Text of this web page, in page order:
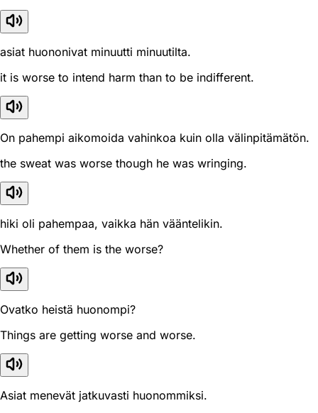
asiat huononivat minuutti minuutilta.
it is worse to intend harm than to be indifferent.
On pahempi aikomoida vahinkoa kuin olla välinpitämätön.
the sweat was worse though he was wringing.
hiki oli pahempaa, vaikka hän vääntelikin.
Whether of them is the worse?
Ovatko heistä huonompi?
Things are getting worse and worse.
Asiat menevät jatkuvasti huonommiksi.